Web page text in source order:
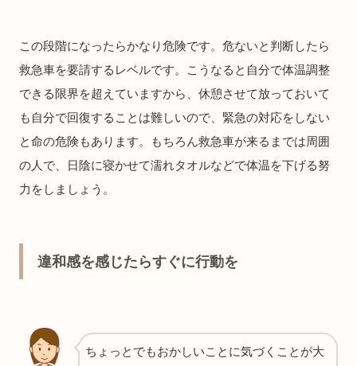
この段階になったらかなり危険です。危ないと判断したら
救急車を要請するレベルです。こうなると自分で体温調整
できる限界を超えていますから、休憩させて放っておいて
も自分で回復することは難しいので、緊急の対応をしない
と命の危険もあります。もちろん救急車が来るまでは周囲
の人で、日陰に寝かせて濡れタオルなどで体温を下げる努
力をしましょう。
違和感を感じたらすぐに行動を
ちょっとでもおかしいことに気づくことが大